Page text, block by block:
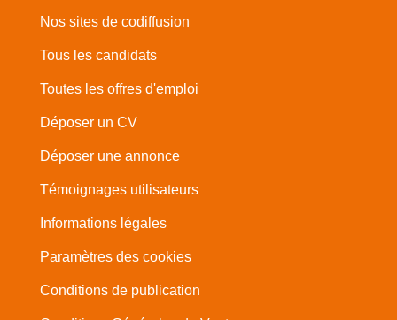
Nos sites de codiffusion
Tous les candidats
Toutes les offres d'emploi
Déposer un CV
Déposer une annonce
Témoignages utilisateurs
Informations légales
Paramètres des cookies
Conditions de publication